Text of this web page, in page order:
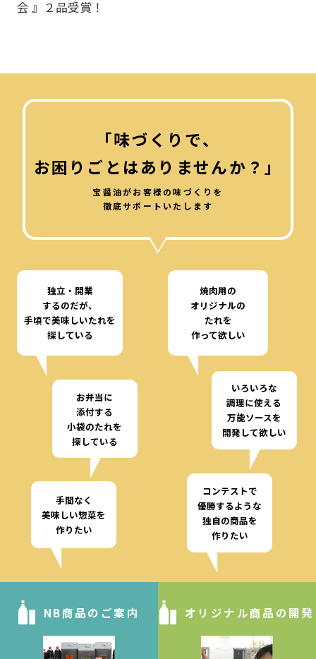
会 』２品受賞！
「味づくりで、
お困りごとはありませんか？」
宝醤油がお客様の味づくりを
徹底サポートいたします
独立・開業
するのだが、
手頃で美味しいたれを
探している
焼肉用の
オリジナルの
たれを
作って欲しい
お弁当に
添付する
小袋のたれを
探している
いろいろな
調理に使える
万能ソースを
開発して欲しい
手間なく
美味しい惣菜を
作りたい
コンテストで
優勝するような
独自の商品を
作りたい
NB商品のご案内 オリジナル商品の開発